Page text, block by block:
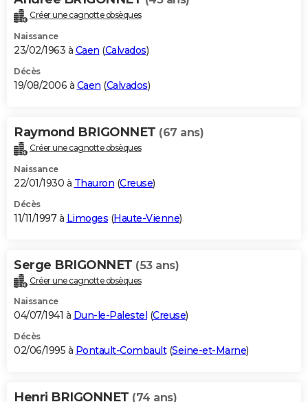
Créer une cagnotte obsèques
Naissance
23/02/1963 à Caen (Calvados)
Décès
19/08/2006 à Caen (Calvados)
Raymond BRIGONNET (67 ans)
Créer une cagnotte obsèques
Naissance
22/01/1930 à Thauron (Creuse)
Décès
11/11/1997 à Limoges (Haute-Vienne)
Serge BRIGONNET (53 ans)
Créer une cagnotte obsèques
Naissance
04/07/1941 à Dun-le-Palestel (Creuse)
Décès
02/06/1995 à Pontault-Combault(Seine-et-Marne)
Henri BRIGONNET (74 ans)